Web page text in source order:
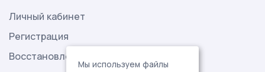
Личный кабинет
Регистрация
Восстановление пароля
Мы используем файлы